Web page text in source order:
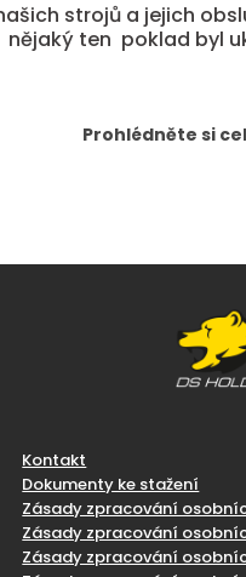
strojů a jejich
nějaký ten poklad byl
Prohlédněte si
Kontakt
Dokumenty ke stažení
Zásady zpracování
Zásady zpracování
Zásady zpracování